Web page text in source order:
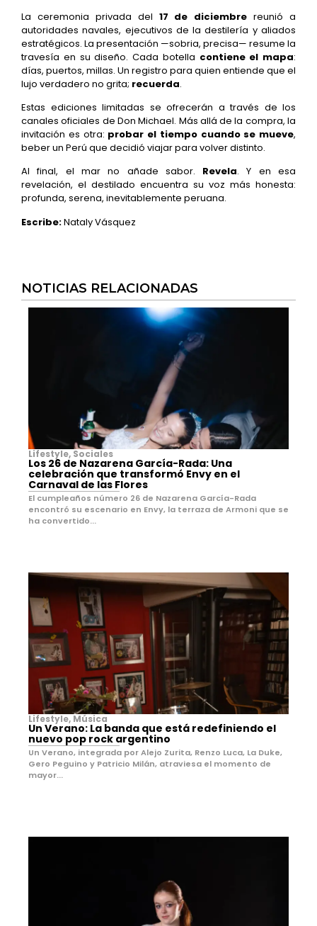
La ceremonia privada del 17 de diciembre reunió a
autoridades navales, ejecutivos de la destilería y aliados
estratégicos. La presentación —sobria, precisa— resume la
travesía en su diseño. Cada botella contiene el mapa:
días, puertos, millas. Un registro para quien entiende que el
lujo verdadero no grita; recuerda.
Estas ediciones limitadas se ofrecerán a través de los
canales oficiales de Don Michael. Más allá de la compra, la
invitación es otra: probar el tiempo cuando se mueve,
beber un Perú que decidió viajar para volver distinto.
Al final, el mar no añade sabor. Revela. Y en esa
revelación, el destilado encuentra su voz más honesta:
profunda, serena, inevitablemente peruana.
Escribe:Nataly Vásquez
NOTICIAS RELACIONADAS
Lifestyle, Sociales
Los 26 de Nazarena García-Rada: Una
celebración que transformó Envy en el
Carnaval de las Flores
El cumpleaños número 26 de Nazarena García-Rada
encontró su escenario en Envy, la terraza de Armoni que se
ha convertido...
Lifestyle, Música
Un Verano: La banda que está redefiniendo el
nuevo pop rock argentino
Un Verano, integrada por Alejo Zurita, Renzo Luca, La Duke,
Gero Peguino y Patricio Milán, atraviesa el momento de
mayor...